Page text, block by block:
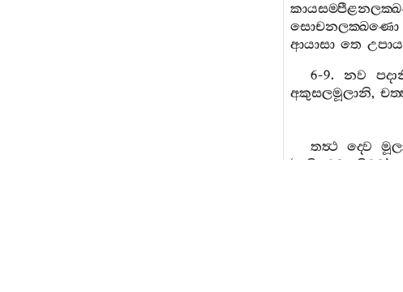
සොචනලක‍්ඛණො
ආයාසා තෙ
6-9. නව
අකුසලමූලානි,
තත්‍ථ ද‍්වෙ
‘
අනිච‍්චෙ නිච‍්ච ’